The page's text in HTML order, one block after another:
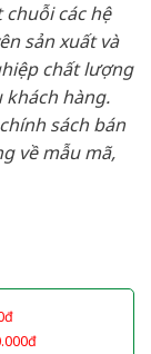
các hệ
sản xuất và
chất lượng
khách hàng.
sách bán
về mẫu mã,